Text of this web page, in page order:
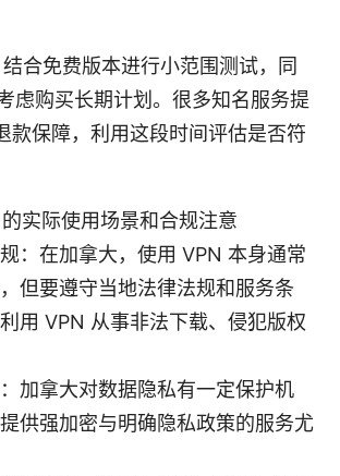
合免费版本进行小范围测试，同
虑购买长期计划。很多知名服务提
款保障，利用这段时间评估是否符
实际使用场景和合规注意
：在加拿大，使用 VPN 本身通常
但要遵守当地法律法规和服务条
用 VPN 从事非法下载、侵犯版权
加拿大对数据隐私有一定保护机
供强加密与明确隐私政策的服务尤